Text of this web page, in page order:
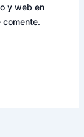
y web en